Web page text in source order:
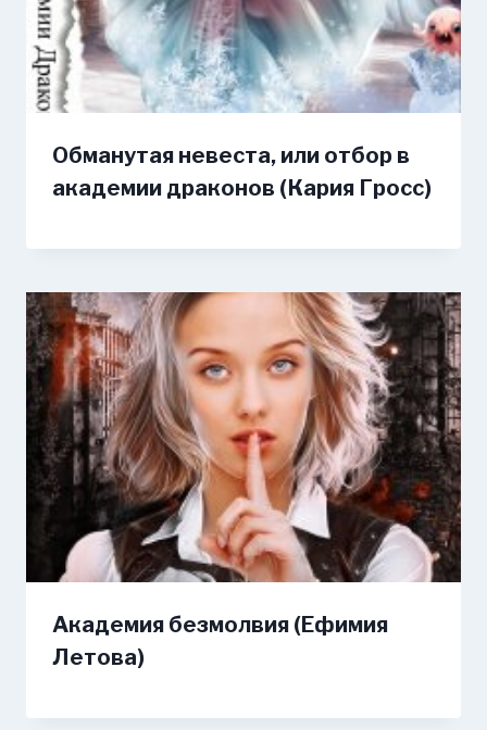
Обманутая невеста, или отбор в
академии драконов (Кария Гросс)
Академия безмолвия (Ефимия
Летова)